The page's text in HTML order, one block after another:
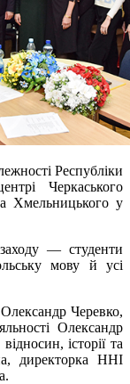
Республіки
Черкаського
Хмельницького у
— студенти
мову й усі
Черевко,
Олександр
історії та
директорка ННІ